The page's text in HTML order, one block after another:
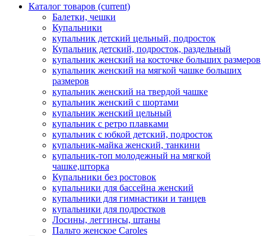
Каталог товаров (current)
Балетки, чешки
Купальники
купальник детский цельный, подросток
Купальник детский, подросток, раздельный
купальник женский на косточке больших размеров
купальник женский на мягкой чашке больших
размеров
купальник женский на твердой чашке
купальник женский с шортами
купальник женский цельный
купальник с ретро плавками
купальник с юбкой детский, подросток
купальник-майка женский, танкини
купальник-топ молодежный на мягкой
чашке,шторка
Купальники без ростовок
купальники для бассейна женский
купальники для гимнастики и танцев
купальники для подростков
Лосины, леггинсы, штаны
Пальто женское Caroles